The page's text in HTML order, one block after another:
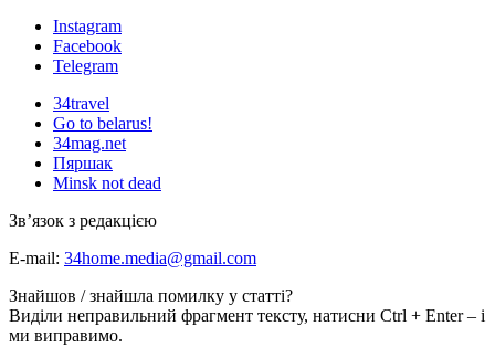
Instagram
Facebook
Telegram
34travel
Go to belarus!
34mag.net
Пяршак
Minsk not dead
Зв’язок з редакцією
E-mail: 34home.media@gmail.com
Знайшов / знайшла помилку у статті?
Виділи неправильний фрагмент тексту, натисни Ctrl + Enter – і
ми виправимо.